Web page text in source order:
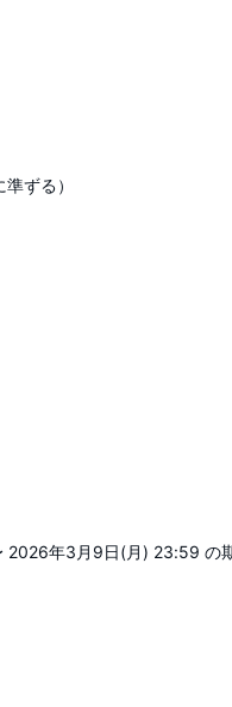
ずる）
年3月9日(月) 23:59 の